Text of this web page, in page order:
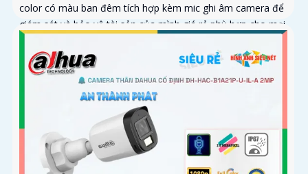
color có màu ban đêm tích hợp kèm mic ghi âm camera để
giám sát và bảo vệ tài sản của mình giá rẻ phù hợp cho mọi